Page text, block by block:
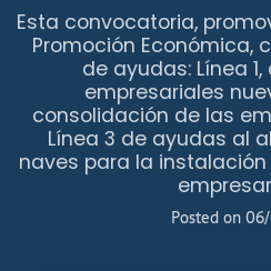
Esta convocatoria,
Promoción Económica,
de ayudas: Línea
empresariales
consolidación de las
Línea 3 de ayudas al
naves para la
Posted on